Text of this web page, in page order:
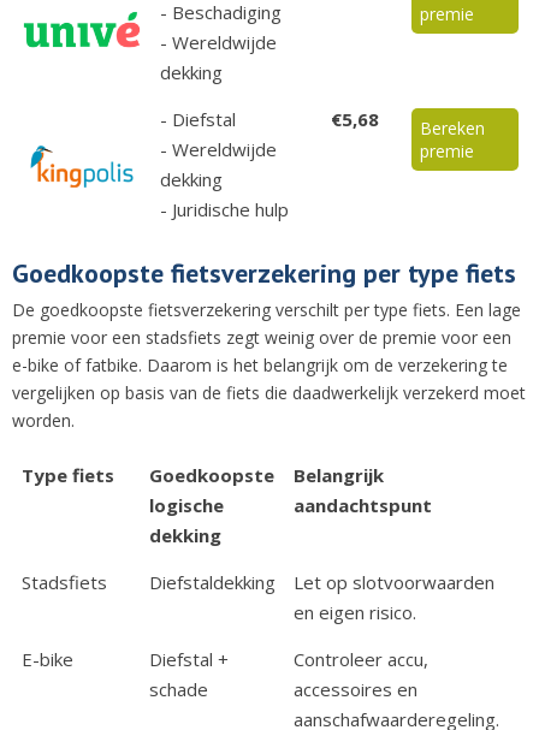
- Beschadiging
- Wereldwijde
dekking
premie
- Diefstal
- Wereldwijde
dekking
- Juridische hulp
€5,68
Bereken
premie
Goedkoopste fietsverzekering per type fiets
De goedkoopste fietsverzekering verschilt per type fiets. Een lage
premie voor een stadsfiets zegt weinig over de premie voor een
e-bike of fatbike. Daarom is het belangrijk om de verzekering te
vergelijken op basis van de fiets die daadwerkelijk verzekerd moet
worden.
Type fiets
Goedkoopste
logische
dekking
Belangrijk
aandachtspunt
Stadsfiets Diefstaldekking
Let op slotvoorwaarden
en eigen risico.
E-bike
Diefstal +
schade
Controleer accu,
accessoires en
aanschafwaarderegeling.